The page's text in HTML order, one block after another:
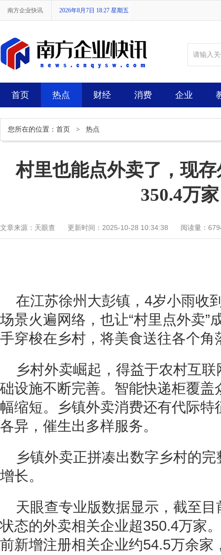
南方企业快讯 2026年8月7日 18:27 星期五
首页 热点 财经 消费 企业
您所在的位置： 首页 > 热点
村里也能点外卖了，现
350.4万家
文章来源：天眼查 更新时间：2025-10-28 10:34:38 阅读量：
在江苏徐州大彭镇，4岁小雨收
场景火遍网络，也让“村里点外卖”
手穿梭在乡村，将美食送往各个角
乡村外卖崛起，得益于农村互
础设施不断完善。智能快递柜覆盖
幅缩短。乡镇外卖消费还有代际
各异，催生出多样服务。
乡镇外卖正拼凑出数字乡村的
增长。
天眼查专业版数据显示，截至
状态的外卖相关企业超350.4万家
前新增注册相关企业约54.5万余家